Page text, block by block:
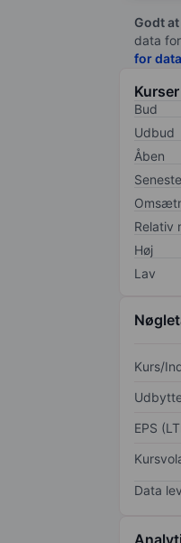
Godt
data
for data
Kurser
Bud
Udbud
Åben
Relativ
Høj
Lav
Kurs/
EPS
Data